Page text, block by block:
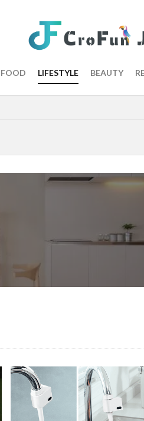
FOOD LIFESTYLE BEAUTY